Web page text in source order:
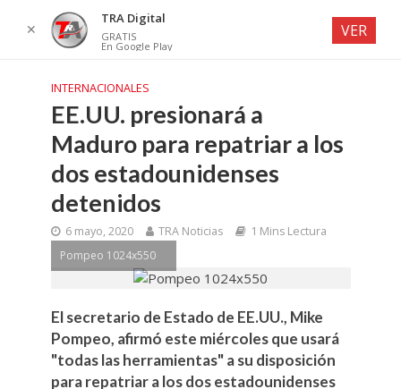
INTERNACIONALES
EE.UU. presionará a
Maduro para repatriar a los
dos estadounidenses
detenidos
6 mayo, 2020 TRA Noticias
1 Mins Lectura
Pompeo 1024x550
El secretario de Estado de EE.UU., Mike
Pompeo, afirmó este miércoles que usará
"todas las herramientas" a su disposición
para repatriar a los dos estadounidenses
✕
TRA Digital
GRATIS
En Google Play
VER